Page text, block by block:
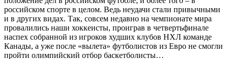
российском спорте в целом. Ведь неудачи стали привычными
и в других видах. Так, совсем недавно на чемпионате мира
провалились наши хоккеисты, проиграв в четвертьфинале
наспех собранной из игроков худших клубов НХЛ команде
Канады, а уже после «вылета» футболистов из Евро не смогли
пройти олимпийский отбор баскетболисты…